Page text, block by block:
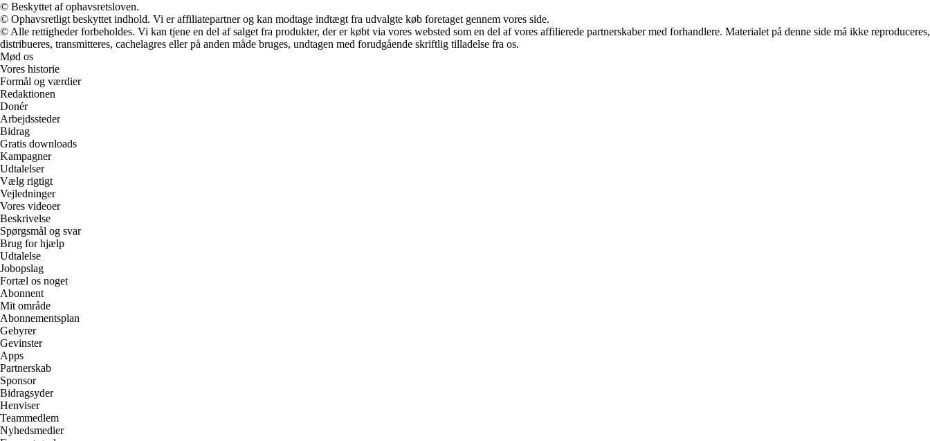
© Beskyttet af ophavsretsloven.
© Ophavsretligt beskyttet indhold. Vi er affiliatepartner og kan modtage indtægt fra udvalgte køb foretaget gennem vores side.
© Alle rettigheder forbeholdes. Vi kan tjene en del af salget fra produkter, der er købt via vores websted som en del af vores affilierede partnerskaber med forhandlere. Materialet på denne side må ikke reproduceres,
distribueres, transmitteres, cachelagres eller på anden måde bruges, undtagen med forudgående skriftlig tilladelse fra os.
Mød os
Vores historie
Formål og værdier
Redaktionen
Donér
Arbejdssteder
Bidrag
Gratis downloads
Kampagner
Udtalelser
Vælg rigtigt
Vejledninger
Vores videoer
Beskrivelse
Spørgsmål og svar
Brug for hjælp
Udtalelse
Jobopslag
Fortæl os noget
Abonnent
Mit område
Abonnementsplan
Gebyrer
Gevinster
Apps
Partnerskab
Sponsor
Bidragsyder
Henviser
Teammedlem
Nyhedsmedier